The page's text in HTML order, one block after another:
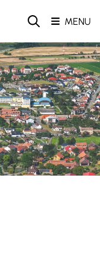
MENU